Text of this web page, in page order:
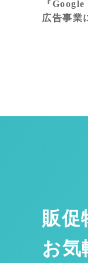
『
広告事業
販促
お気